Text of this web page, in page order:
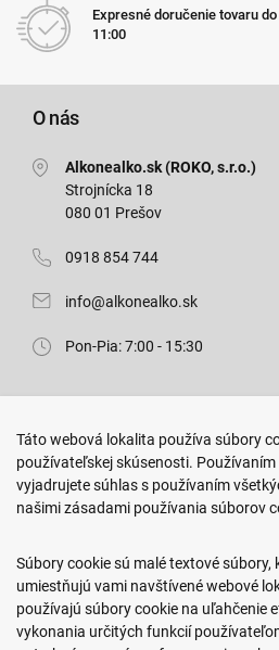
Expresné doručenie tovaru
11:00
O nás
Alkonealko.sk (ROKO, s.r.o.)
Strojnícka 18
080 01 Prešov
0918 854 744
info@alkonealko.sk
Pon-Pia: 7:00 - 15:30
Arm. gen. Svobodu 23/A
080 01 Prešov
0917 466 578
sekcovpredajna@doroka.sk
Pon-Ned: 9:00 - 20:00
Táto webová lokalita používa súbory
používateľskej skúsenosti.
vyjadrujete súhlas s používaním
našimi zásadami používania súborov
Súbory cookie sú malé textové
umiestňujú vami navštívené webové
používajú súbory cookie na uľahčenie
vykonania určitých funkcií